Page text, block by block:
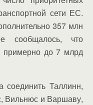
сети ЕС.
357 млн
сообщалось, что
примерно до 7 млрд
Таллинн,
Вильнюс и Варшаву,